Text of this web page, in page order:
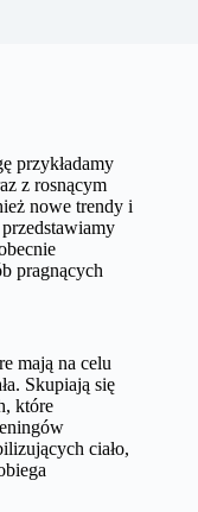
przykładamy
z rosnącym
nowe trendy i
pragnących
mają na celu
Skupiają się
które
ciało,